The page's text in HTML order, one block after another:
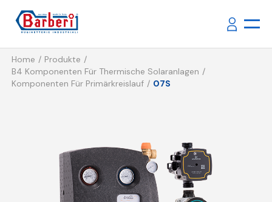
Home
Produkte
B4 Komponenten Für Thermische Solaranlagen
Komponenten Für Primärkreislauf
07S